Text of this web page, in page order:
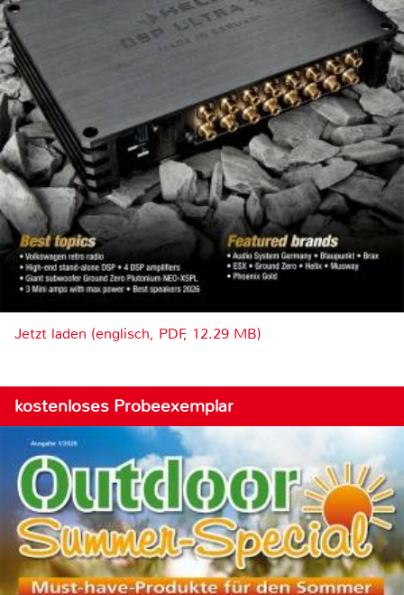
Jetzt laden (englisch, PDF, 12.29 MB)
kostenloses Probeexemplar